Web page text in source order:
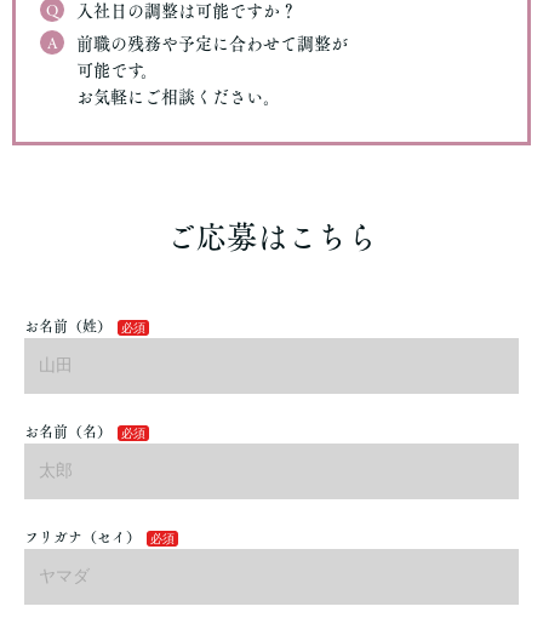
Q 入社日の調整は可能ですか？
A
前職の残務や予定に合わせて調整が
可能です。
お気軽にご相談ください。